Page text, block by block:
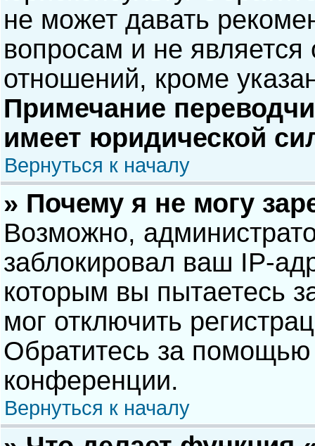
не может давать
вопросам и не
отношений, кроме
Примечание
имеет юридической
Вернуться к началу
» Почему я не могу
Возможно,
заблокировал ваш IP-
которым вы пытаетесь
мог отключить
Обратитесь за помощью
конференции.
Вернуться к началу